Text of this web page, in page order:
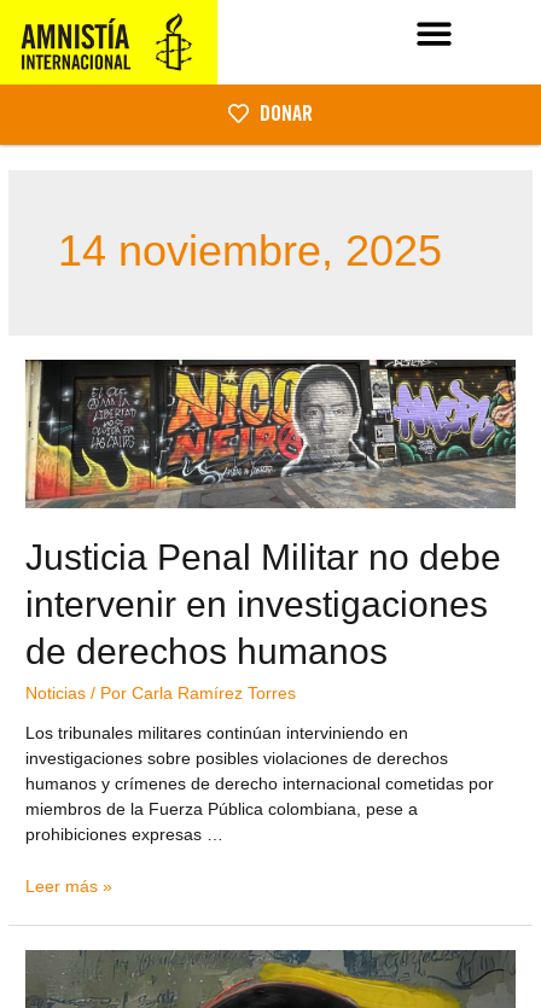
DONAR
14 noviembre, 2025
Justicia Penal Militar no debe
intervenir en investigaciones
de derechos humanos
Noticias / PorCarla Ramírez Torres
Los tribunales militares continúan interviniendo en
investigaciones sobre posibles violaciones de derechos
humanos y crímenes de derecho internacional cometidas por
miembros de la Fuerza Pública colombiana, pese a
prohibiciones expresas …
Leer más »